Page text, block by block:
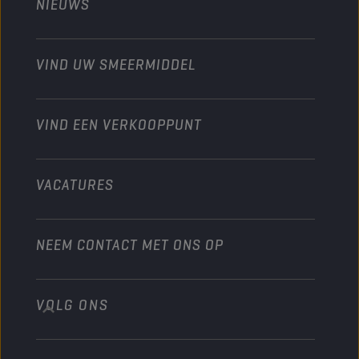
Moto’s & ATV
Industrie
Scheepvaart
Ontdek onze motorsportpartners
Personenwagens
Motorfiets
Heavy-Duty
NIEUWS
VIND UW SMEERMIDDEL
VIND EEN VERKOOPPUNT
VACATURES
NEEM CONTACT MET ONS OP
info@championlubes.com
+32 3 870 00 20
VOLG ONS